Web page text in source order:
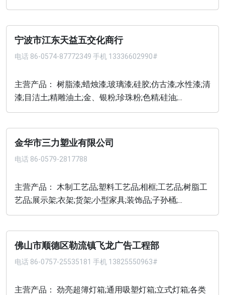
宁波市江东天益五交化商行
电话 86-0574-87772349 手机 13336602990#
主营产品： 树脂漆;蜡烛漆;玻璃漆;硅胶;仿古漆;水性漆;清
漆;目洁土;精雕油土;金、银粉;珍珠粉;色精;硅油;...
金华市三力塑业有限公司
电话 86-0579-2817788
主营产品： 木制工艺品;塑料工艺品;相框;工艺品;树脂工
艺品;展示架;衣架;货架;小型家具;装饰品;子孙桶;...
佛山市顺德区勒流镇飞龙广告工程部
电话 86-0757-25535181 手机 13825550963#
主营产品： 劲亮超簿灯箱;通用吸塑灯箱;立式灯箱;各类